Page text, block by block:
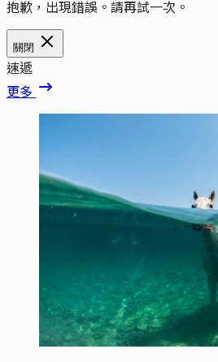
抱歉，出現錯誤。請再試一次。
關閉
速遞
更多